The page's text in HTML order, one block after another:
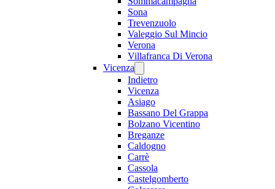
Sona
Trevenzuolo
Valeggio Sul Mincio
Verona
Villafranca Di Verona
Vicenza
Indietro
Vicenza
Asiago
Bassano Del Grappa
Bolzano Vicentino
Breganze
Caldogno
Carrè
Cassola
Castelgomberto